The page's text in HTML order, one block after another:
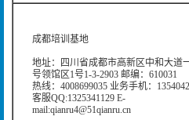
成都培训基地
地址：四川省成都市高新区中和大道
号领馆区1号1-3-2903 邮编：610031
热线：4008699035 业务手机：
客服QQ:1325341129 E-
mail:qianru4@51qianru.cn